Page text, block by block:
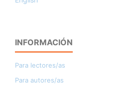
INFORMACIÓN
Para lectores/as
Para autores/as